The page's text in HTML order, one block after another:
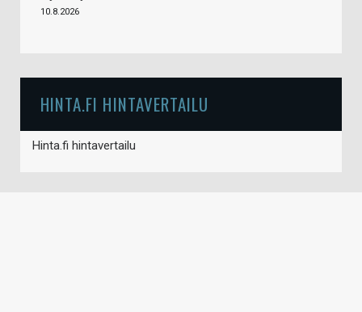
10.8.2026
HINTA.FI HINTAVERTAILU
Hinta.fi hintavertailu